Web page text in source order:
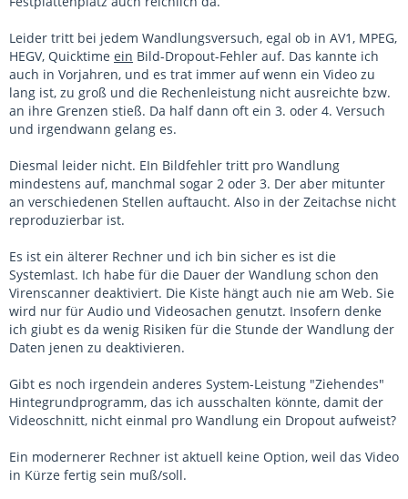
Leider tritt bei jedem Wandlungsversuch, egal ob in AV1, MPEG,
HEGV, Quicktime ein Bild-Dropout-Fehler auf. Das kannte ich
auch in Vorjahren, und es trat immer auf wenn ein Video zu
lang ist, zu groß und die Rechenleistung nicht ausreichte bzw.
an ihre Grenzen stieß. Da half dann oft ein 3. oder 4. Versuch
und irgendwann gelang es.
Diesmal leider nicht. EIn Bildfehler tritt pro Wandlung
mindestens auf, manchmal sogar 2 oder 3. Der aber mitunter
an verschiedenen Stellen auftaucht. Also in der Zeitachse nicht
reproduzierbar ist.
Es ist ein älterer Rechner und ich bin sicher es ist die
Systemlast. Ich habe für die Dauer der Wandlung schon den
Virenscanner deaktiviert. Die Kiste hängt auch nie am Web. Sie
wird nur für Audio und Videosachen genutzt. Insofern denke
ich giubt es da wenig Risiken für die Stunde der Wandlung der
Daten jenen zu deaktivieren.
Gibt es noch irgendein anderes System-Leistung "Ziehendes"
Hintegrundprogramm, das ich ausschalten könnte, damit der
Videoschnitt, nicht einmal pro Wandlung ein Dropout aufweist?
Ein modernerer Rechner ist aktuell keine Option, weil das Video
in Kürze fertig sein muß/soll.